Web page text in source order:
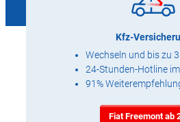
Kfz-
Wechseln und bis zu
24-Stunden-Hotline im
91%
Fiat Freemont ab